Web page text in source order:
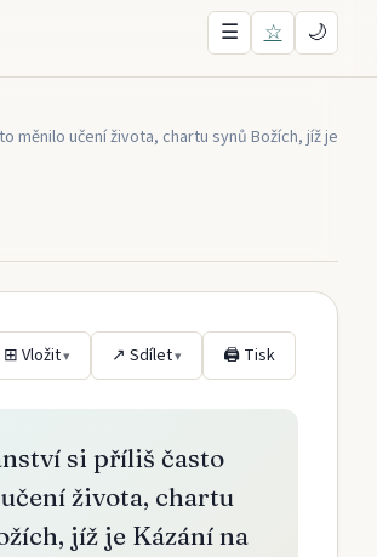
☰ ☆ 🌙
měnilo učení života, chartu synů Božích, jíž je
⊞ Vložit▾ ↗ Sdílet▾ 🖨 Tisk
si příliš často
života, chartu
jíž je Kázání na